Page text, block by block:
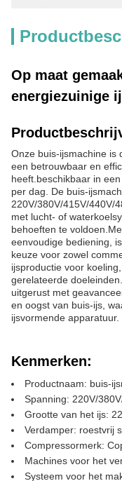
Op maat
energiezuinige
Onze buis-ijsmachine is
een betrouwbaar en
heeft.beschikbaar in
per dag. De buis-
220V/380V/415V/440V/
met lucht- of
behoeften te
eenvoudige bediening,
keuze voor zowel
ijsproductie voor
gerelateerde
uitgerust met
en oogst van buis-ijs,
ijsvormende apparatuur.
Kenmerken:
Productnaam: buis-
Spanning: 220V/
Grootte van het ijs:
Verdamper: roestvrij
Compressormerk:
Machines voor het
Systeem voor het